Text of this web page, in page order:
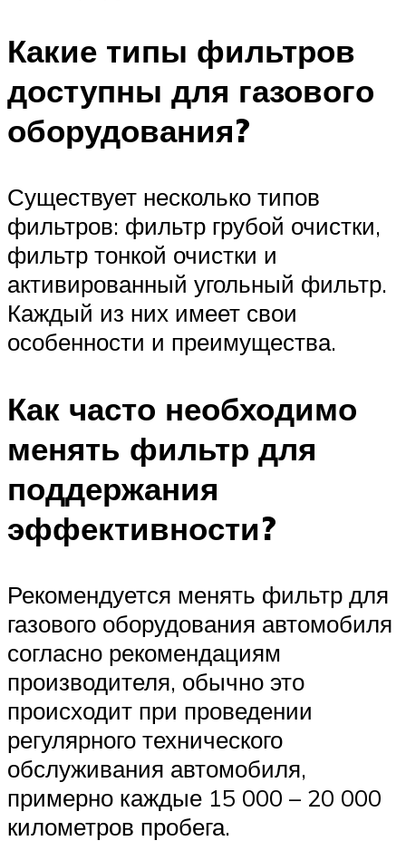
Какие типы фильтров
доступны для газового
оборудования?
Существует несколько типов
фильтров: фильтр грубой очистки,
фильтр тонкой очистки и
активированный угольный фильтр.
Каждый из них имеет свои
особенности и преимущества.
Как часто необходимо
менять фильтр для
поддержания
эффективности?
Рекомендуется менять фильтр для
газового оборудования автомобиля
согласно рекомендациям
производителя, обычно это
происходит при проведении
регулярного технического
обслуживания автомобиля,
примерно каждые 15 000 – 20 000
километров пробега.